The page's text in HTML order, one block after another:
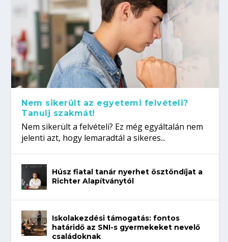
Nem sikerült az egyetemi felvételi?
Tanulj szakmát!
Nem sikerült a felvételi? Ez még egyáltalán nem
jelenti azt, hogy lemaradtál a sikeres...
Húsz fiatal tanár nyerhet ösztöndíjat a
Richter Alapítványtól
Iskolakezdési támogatás: fontos
határidő az SNI-s gyermekeket nevelő
családoknak